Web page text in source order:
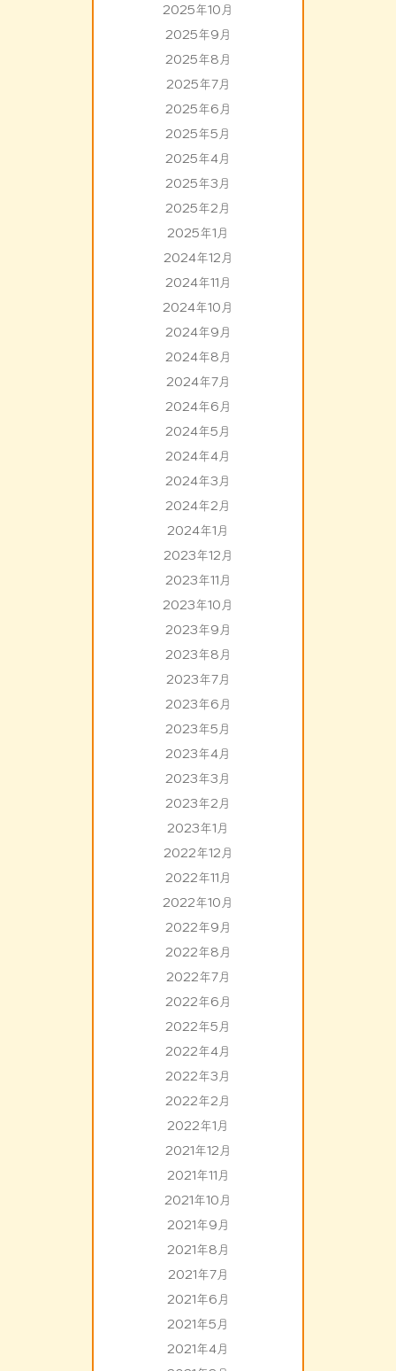
2025年10月
2025年9月
2025年8月
2025年7月
2025年6月
2025年5月
2025年4月
2025年3月
2025年2月
2025年1月
2024年12月
2024年11月
2024年10月
2024年9月
2024年8月
2024年7月
2024年6月
2024年5月
2024年4月
2024年3月
2024年2月
2024年1月
2023年12月
2023年11月
2023年10月
2023年9月
2023年8月
2023年7月
2023年6月
2023年5月
2023年4月
2023年3月
2023年2月
2023年1月
2022年12月
2022年11月
2022年10月
2022年9月
2022年8月
2022年7月
2022年6月
2022年5月
2022年4月
2022年3月
2022年2月
2022年1月
2021年12月
2021年11月
2021年10月
2021年9月
2021年8月
2021年7月
2021年6月
2021年5月
2021年4月